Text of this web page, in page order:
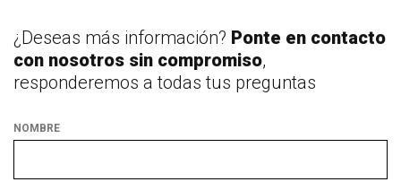
¿Deseas más información? Ponte en contacto
con nosotros sin compromiso,
responderemos a todas tus preguntas
NOMBRE